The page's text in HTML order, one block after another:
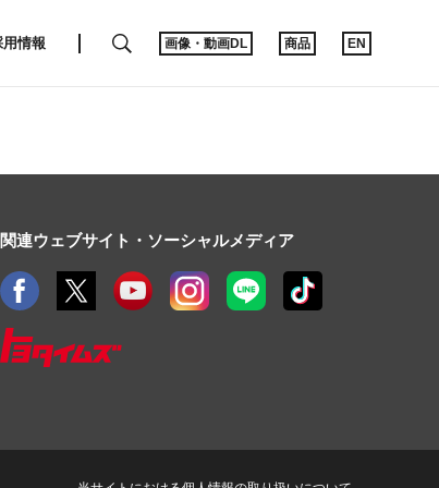
用情報 SEARCH画像・動画DL 商品 EN
関連ウェブサイト・ソーシャルメディア